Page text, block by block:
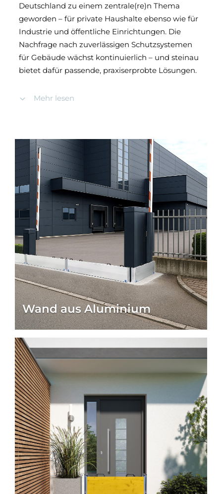
Deutschland zu einem zentrale(re)n Thema
geworden – für private Haushalte ebenso wie für
Industrie und öffentliche Einrichtungen. Die
Nachfrage nach zuverlässigen Schutzsystemen
für Gebäude wächst kontinuierlich – und steinau
bietet dafür passende, praxiserprobte Lösungen.
Die steinau Hochwasserschutz-Systeme schützen
von Wasser. Im geschlossenen Zustand bieten sie
eine sichere Barriere gegen Hochwasser,
Starkregen und sogar Löschwasser. Dabei gehen
Funktionalität und Design Hand in Hand: Unsere
Systeme verbinden höchste Sicherheitsstandards
mit einem ästhetisch ansprechenden
Erscheinungsbild.
Ob private Wohngebäude, gewerbliche
Immobilien oder öffentliche Einrichtungen – mit
steinau rüsten Sie sich optimal gegen zukünftige
Unwetterereignisse und leisten einen wichtigen
Beitrag zur Gebäudesicherheit und zur
Wertbeständigkeit Ihrer Immobilie.
Mehr lesen
Wand aus Aluminium